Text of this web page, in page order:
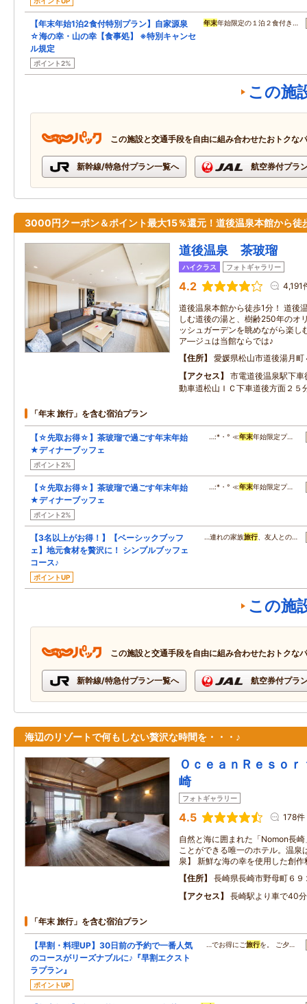
【年末年始1泊2食付特別プラン】自家源泉
☆海の幸・山の幸【食事処】 ※特別キャンセ
ル規定
ポイント2%
年末年始限定の１泊２食付き…
この施
この施設と交通手段を自由に組み合わせたおトクな
新幹線/特急付プラン一覧へ 航空券付プラ
3000円クーポン＆ポイント最大15％還元！道後温泉本館から徒
道後温泉 茶玻瑠
ハイクラス フォトギャラリー
4.2 4,191
道後温泉本館から徒歩1分！ 道後
しむ道後の湯と、樹齢250年のオ
ッシュガーデンを眺めながら楽し
ア―ジュは当館ならでは♪
住所
愛媛県松山市道後湯月町
アクセス
市電道後温泉駅下
動車道松山ＩＣ下車道後方面２５
「年末 旅行」を含む宿泊プラン
【☆先取お得☆】茶玻瑠で過ごす年末年始
★ディナーブッフェ
ポイント2%
…:*・° ≪年末年始限定プ…
【☆先取お得☆】茶玻瑠で過ごす年末年始
★ディナーブッフェ
ポイント2%
…:*・° ≪年末年始限定プ…
【3名以上がお得！】【ベーシックブッフ
ェ】地元食材を贅沢に！ シンプルブッフェ
コース♪
ポイントUP
…連れの家族旅行、友人との…
この施
この施設と交通手段を自由に組み合わせたおトクな
新幹線/特急付プラン一覧へ 航空券付プラ
海辺のリゾートで何もしない贅沢な時間を・・・♪
ＯｃｅａｎＲｅｓｏ
崎
フォトギャラリー
4.5 178件
自然と海に囲まれた「Nomon長
ことができる唯一のホテル。温泉
泉】 新鮮な海の幸を使用した創
住所
長崎県長崎市野母町６９
アクセス
長崎駅より車で40分
「年末 旅行」を含む宿泊プラン
【早割・料理UP】30日前の予約で一番人気
のコースがリーズナブルに♪『早割エクスト
ラプラン』
ポイントUP
…でお得にご旅行を。 ご夕…